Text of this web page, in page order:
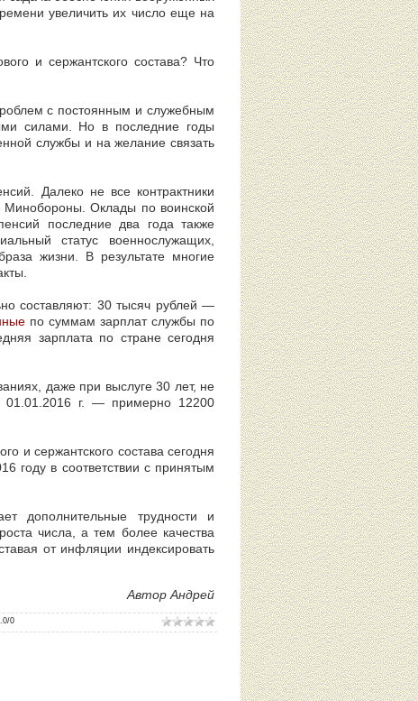
увеличить их число еще на
и сержантского состава? Что
с постоянным и служебным
силами. Но в последние годы
службы и на желание связать
Далеко не все контрактники
Минобороны. Оклады по воинской
последние два года также
статус военнослужащих,
жизни. В результате многие
составляют: 30 тысяч рублей —
по суммам зарплат службы по
зарплата по стране сегодня
даже при выслуге 30 лет, не
01.01.2016 г. — примерно 12200
и сержантского состава сегодня
году в соответствии с принятым
дополнительные трудности и
числа, а тем более качества
от инфляции индексировать
Автор Андрей
/0